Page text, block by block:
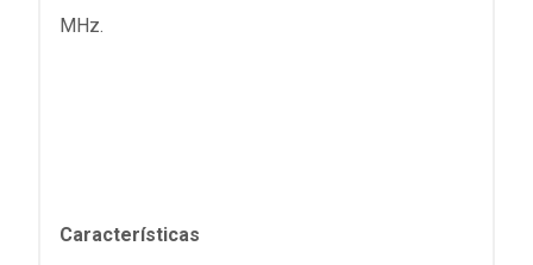
MHz.
Características